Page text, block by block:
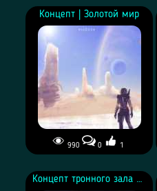
Концепт | Золотой мир
990 0 1
Концепт тронного зала Слоан Келли